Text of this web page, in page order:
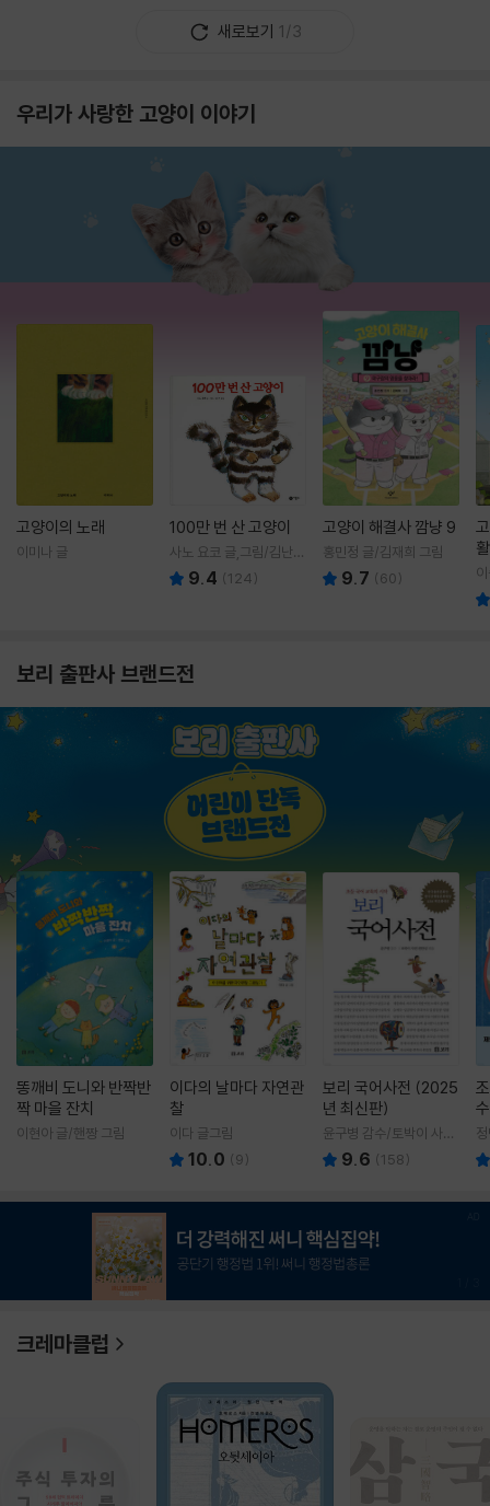
새로보기 1/3
우리가 사랑한 고양이 이야기
고양이의 노래
이미나 글
100만 번 산 고양이
사노 요코 글,그림/김난주
역 9.4 (124)
고양이 해결사 깜냥 9
홍민정 글/김재희 그림
9.7 (60)
보리 출판사 브랜드전
똥깨비 도니와 반짝반
짝 마을 잔치
이현아 글/핸짱 그림
이다의 날마다 자연관
찰
이다 글그림
10.0 (9)
보리 국어사전 (2025
년 최신판)
윤구병 감수/토박이 사전
편찬실 편
9.6 (158)
크레마클럽